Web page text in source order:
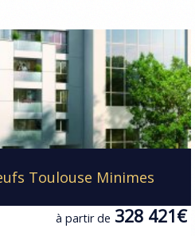
Toulouse Minimes
à partir de 328 421€